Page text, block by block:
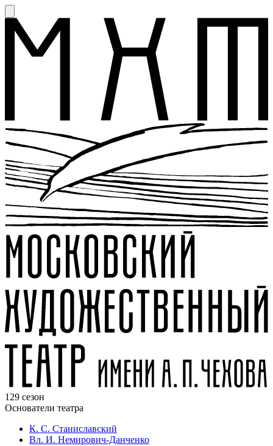
129 сезон
Основатели театра
К. С. Станиславский
Вл. И. Немирович-Данченко